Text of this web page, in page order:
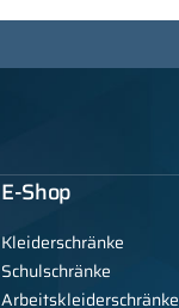
E-Shop
Kleiderschränke
Schulschränke
Arbeitskleiderschränke